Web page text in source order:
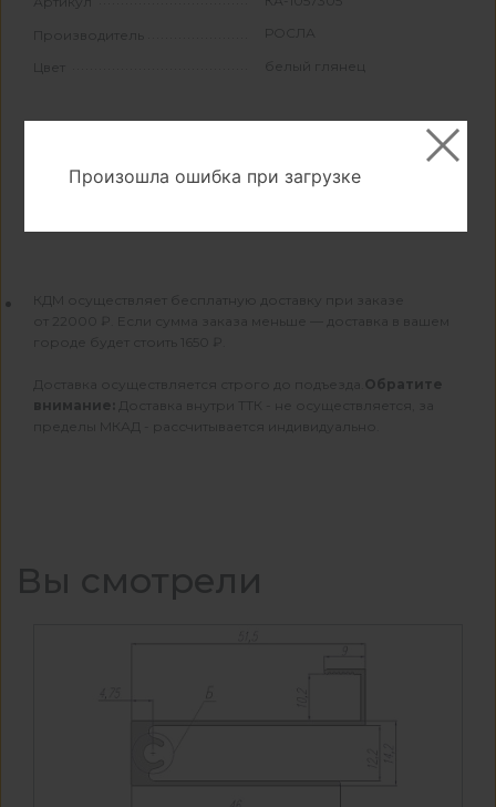
Производитель РОСЛА
Цвет белый глянец
Основной материал
КДМ осуществляет бесплатную доставку при заказе
от 22000 ₽. Если сумма заказа меньше — доставка в вашем
городе будет стоить 1650 ₽.
Доставка осуществляется строго до подъезда. Обратите
внимание:
Доставка внутри ТТК - не осуществляется, за
пределы МКАД - рассчитывается индивидуально.
Вы смотрели
Произошла ошибка при загрузке